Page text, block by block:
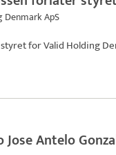
Denmark ApS
forValid Holding
Jose Antelo